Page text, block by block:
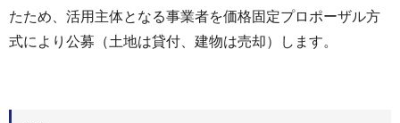
たため、活用主体となる事業者を価格固定プロポーザル方
式により公募（土地は貸付、建物は売却）します。